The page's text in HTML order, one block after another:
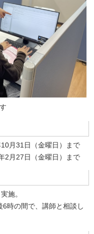
月31日（金曜日）まで
2月27日（金曜日）まで
施。
時の間で、講師と相談し